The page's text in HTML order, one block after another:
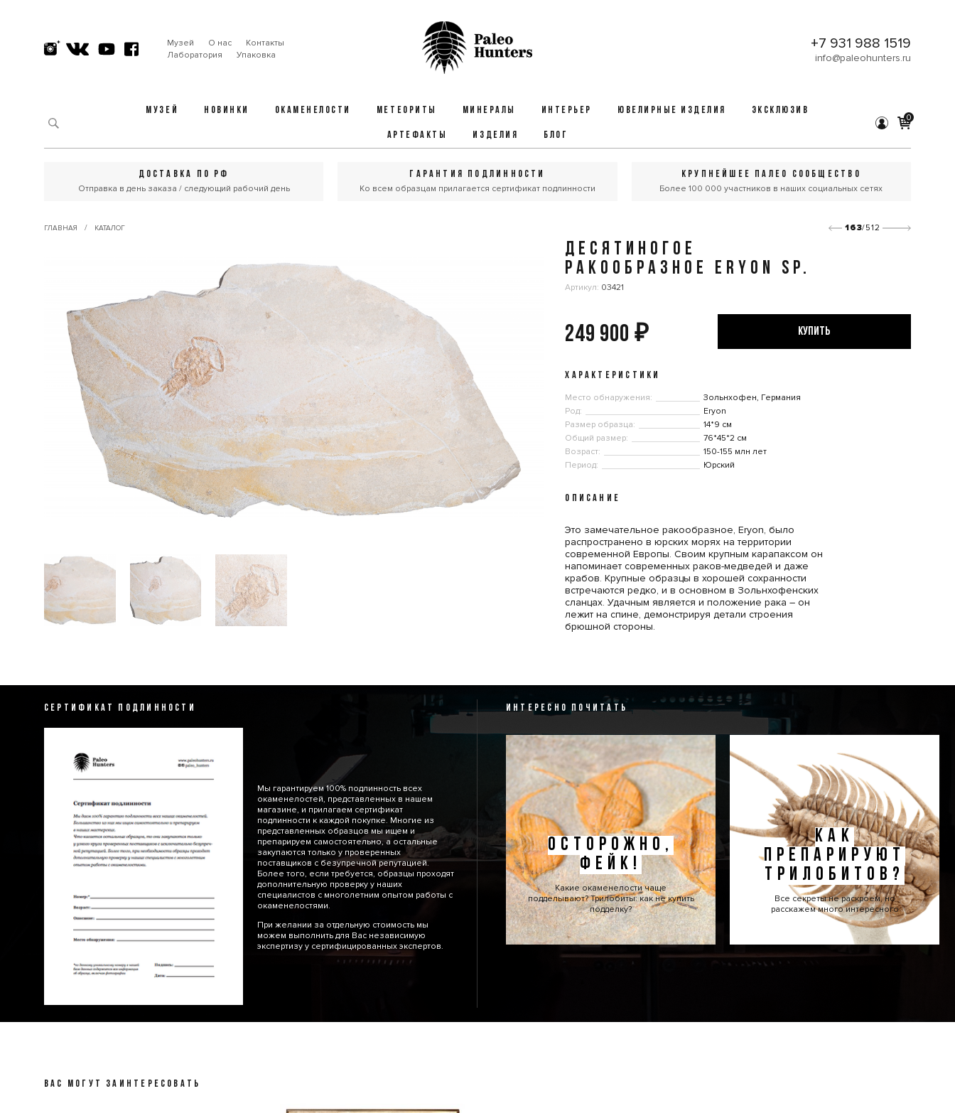
Музей О нас
Контакты
Лаборатория
Упаковка
+7 931 988 1519
info@paleohunters.ru
МУЗЕЙ НОВИНКИ ОКАМЕНЕЛОСТИ МЕТЕОРИТЫ МИНЕРАЛЫ ИНТЕРЬЕР ЮВЕЛИРНЫЕ ИЗДЕЛИЯ ЭКСКЛЮЗИВ
АРТЕФАКТЫ ИЗДЕЛИЯ БЛОГ
0
ДОСТАВКА ПО РФ
Отправка в день заказа / следующий рабочий день
ГАРАНТИЯ ПОДЛИННОСТИ
Ко всем образцам прилагается сертификат подлинности
КРУПНЕЙШЕЕ ПАЛЕО СООБЩЕСТВО
Более 100 000 участников в наших социальных сетях
ГЛАВНАЯ / КАТАЛОГ 163/512
ДЕСЯТИНОГОЕ
РАКООБРАЗНОЕ ERYON SP.
Артикул: 03421
249 900 ₽ КУПИТЬ
ХАРАКТЕРИСТИКИ
Место обнаружения:
Зольнхофен, Германия
Род:
Eryon
Размер образца:
14*9 см
Общий размер:
76*45*2 см
Возраст:
150-155 млн лет
Период:
Юрский
ОПИСАНИЕ
Это замечательное ракообразное, Eryon, было
распространено в юрских морях на территории
современной Европы. Своим крупным карапаксом он
напоминает современных раков-медведей и даже
крабов. Крупные образцы в хорошей сохранности
встречаются редко, и в основном в Зольнхофенских
сланцах. Удачным является и положение рака – он
лежит на спине, демонстрируя детали строения
брюшной стороны.
СЕРТИФИКАТ ПОДЛИННОСТИ
Мы гарантируем 100% подлинность всех
окаменелостей, представленных в нашем
магазине, и прилагаем сертификат
подлинности к каждой покупке. Многие из
представленных образцов мы ищем и
препарируем самостоятельно, а остальные
закупаются только у проверенных
поставщиков с безупречной репутацией.
Более того, если требуется, образцы проходят
дополнительную проверку у наших
специалистов с многолетним опытом работы с
окаменелостями.
При желании за отдельную стоимость мы
можем выполнить для Вас независимую
экспертизу у сертифицированных экспертов.
ИНТЕРЕСНО ПОЧИТАТЬ
ОСТОРОЖНО,
ФЕЙК!
Какие окаменелости чаще
подделывают? Трилобиты: как не купить
подделку?
КАК
ПРЕПАРИРУЮТ
ТРИЛОБИТОВ?
Все секреты не раскроем, но
расскажем много интересного
ВАС МОГУТ ЗАИНТЕРЕСОВАТЬ